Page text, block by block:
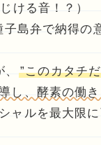
ける音！？）
島弁で納得の
”このカタチ
し、酵素の働
ャルを最大限